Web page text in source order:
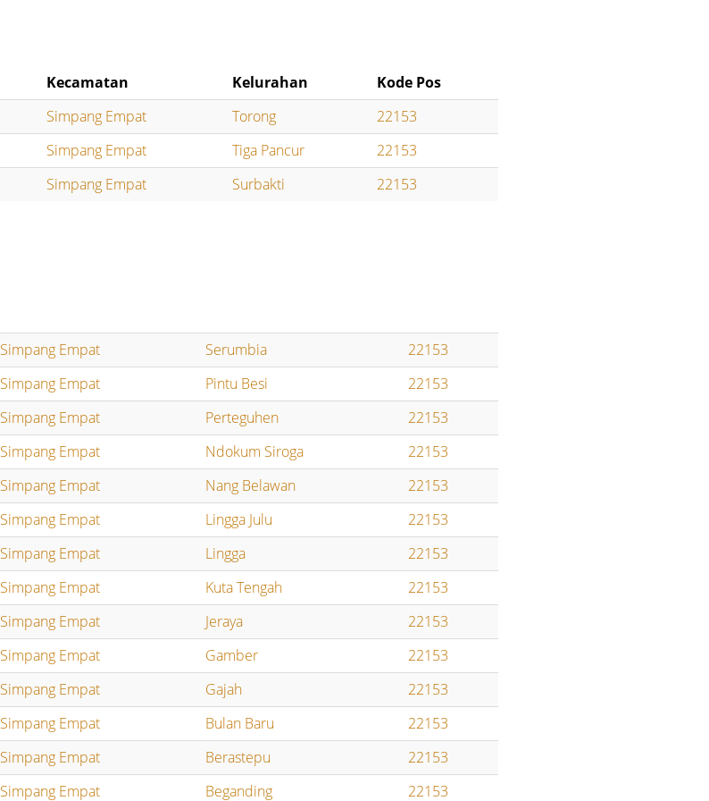
Kecamatan Kelurahan
Kode Pos
Simpang Empat Torong
22153
Simpang Empat Tiga Pancur
22153
Simpang Empat Surbakti 22153
Simpang Empat Serumbia
22153
Simpang Empat Pintu Besi
22153
Simpang Empat Perteguhen
22153
Simpang Empat Ndokum Siroga
22153
Simpang Empat Nang Belawan
22153
Simpang Empat Lingga Julu
22153
Simpang Empat Lingga
22153
Simpang Empat Kuta Tengah
22153
Simpang Empat Jeraya
22153
Simpang Empat Gamber
22153
Simpang Empat Gajah
22153
Simpang Empat Bulan Baru
22153
Simpang Empat Berastepu
22153
Simpang Empat Beganding 22153